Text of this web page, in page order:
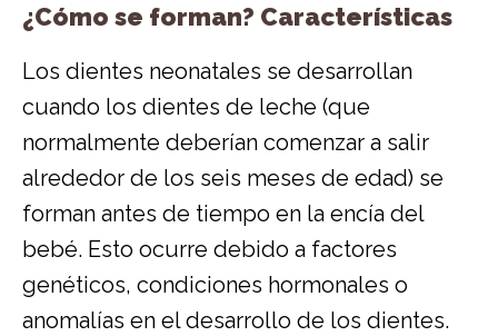
¿Cómo se forman? Características
Los dientes neonatales se desarrollan
cuando los dientes de leche (que
normalmente deberían comenzar a salir
alrededor de los seis meses de edad) se
forman antes de tiempo en la encía del
bebé. Esto ocurre debido a factores
genéticos, condiciones hormonales o
anomalías en el desarrollo de los dientes.